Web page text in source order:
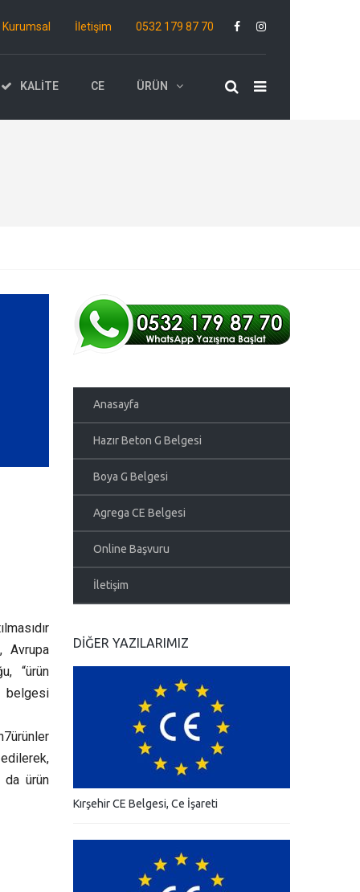
Kurumsal İletişim 0532 179 87 70
KALITE CE ÜRÜN
Avrupa
“ürün
belgesi
da ürün
Anasayfa
Hazır Beton G Belgesi
Boya G Belgesi
Agrega CE Belgesi
Online Başvuru
İletişim
DIĞER YAZILARIMIZ
Kırşehir CE Belgesi, Ce İşareti